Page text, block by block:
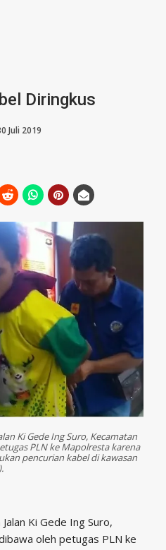
Diringkus
Juli 2019
Ki Gede Ing Suro, Kecamatan
PLN ke Mapolresta karena
pencurian kabel di kawasan
Ki Gede Ing Suro,
oleh petugas PLN ke